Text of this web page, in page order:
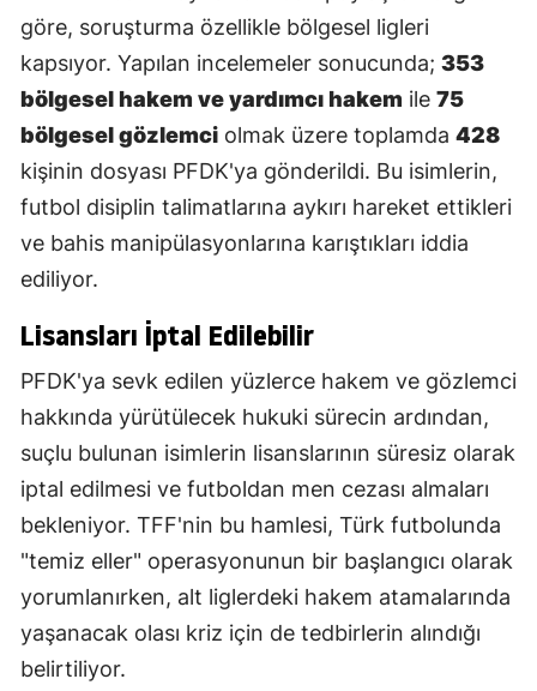
göre, soruşturma özellikle bölgesel ligleri
kapsıyor. Yapılan incelemeler sonucunda; 353
bölgesel hakem ve yardımcı hakem ile 75
bölgesel gözlemci olmak üzere toplamda 428
kişinin dosyası PFDK'ya gönderildi. Bu isimlerin,
futbol disiplin talimatlarına aykırı hareket ettikleri
ve bahis manipülasyonlarına karıştıkları iddia
ediliyor.
Lisansları İptal Edilebilir
PFDK'ya sevk edilen yüzlerce hakem ve gözlemci
hakkında yürütülecek hukuki sürecin ardından,
suçlu bulunan isimlerin lisanslarının süresiz olarak
iptal edilmesi ve futboldan men cezası almaları
bekleniyor. TFF'nin bu hamlesi, Türk futbolunda
"temiz eller" operasyonunun bir başlangıcı olarak
yorumlanırken, alt liglerdeki hakem atamalarında
yaşanacak olası kriz için de tedbirlerin alındığı
belirtiliyor.